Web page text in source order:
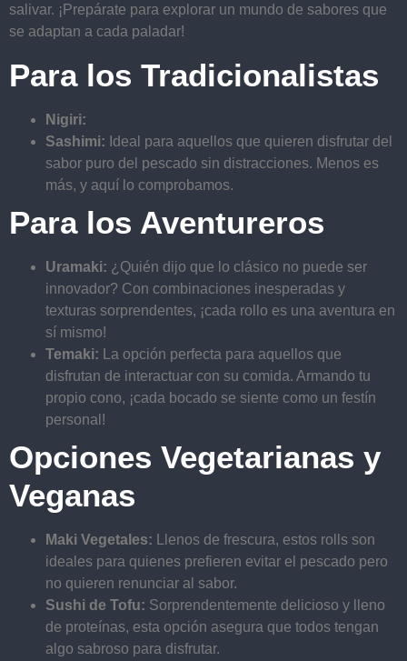
salivar. ¡Prepárate para explorar un mundo de sabores que
se adaptan a cada paladar!
Para los Tradicionalistas
Nigiri:
Sashimi: Ideal para aquellos que quieren disfrutar del
sabor puro del pescado sin distracciones. Menos es
más, y aquí lo comprobamos.
Para los Aventureros
Uramaki: ¿Quién dijo que lo clásico no puede ser
innovador? Con combinaciones inesperadas y
texturas sorprendentes, ¡cada rollo es una aventura en
sí mismo!
Temaki: La opción perfecta para aquellos que
disfrutan de interactuar con su comida. Armando tu
propio cono, ¡cada bocado se siente como un festín
personal!
Opciones Vegetarianas y
Veganas
Maki Vegetales: Llenos de frescura, estos rolls son
ideales para quienes prefieren evitar el pescado pero
no quieren renunciar al sabor.
Sushi de Tofu: Sorprendentemente delicioso y lleno
de proteínas, esta opción asegura que todos tengan
algo sabroso para disfrutar.